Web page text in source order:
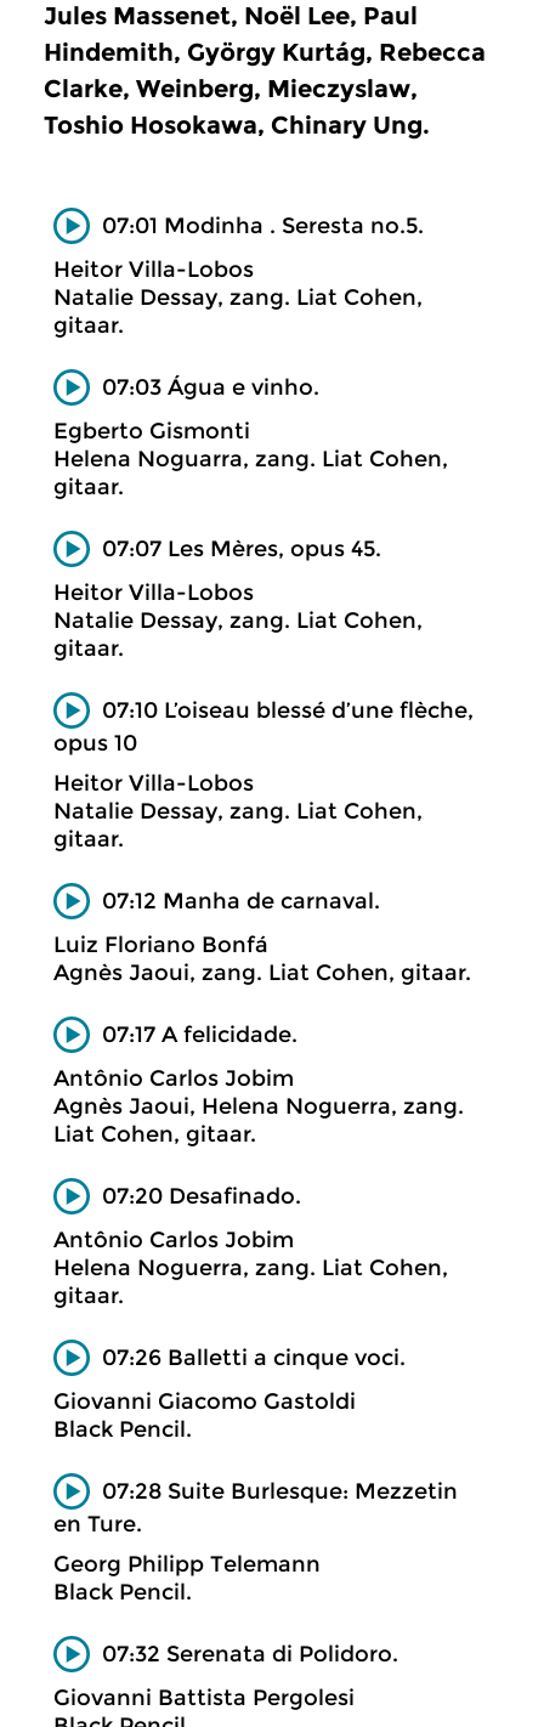
Jules Massenet, Noël Lee, Paul
Hindemith, György Kurtág, Rebecca
Clarke, Weinberg, Mieczyslaw,
Toshio Hosokawa, Chinary Ung.
07:01 Modinha . Seresta no.5.
Heitor Villa-Lobos
Natalie Dessay, zang. Liat Cohen,
gitaar.
07:03 Água e vinho.
Egberto Gismonti
Helena Noguarra, zang. Liat Cohen,
gitaar.
07:07 Les Mères, opus 45.
Heitor Villa-Lobos
Natalie Dessay, zang. Liat Cohen,
gitaar.
07:10 L’oiseau blessé d’une flèche,
opus 10
Heitor Villa-Lobos
Natalie Dessay, zang. Liat Cohen,
gitaar.
07:12 Manha de carnaval.
Luiz Floriano Bonfá
Agnès Jaoui, zang. Liat Cohen, gitaar.
07:17 A felicidade.
Antônio Carlos Jobim
Agnès Jaoui, Helena Noguerra, zang.
Liat Cohen, gitaar.
07:20 Desafinado.
Antônio Carlos Jobim
Helena Noguerra, zang. Liat Cohen,
gitaar.
07:26 Balletti a cinque voci.
Giovanni Giacomo Gastoldi
Black Pencil.
07:28 Suite Burlesque: Mezzetin
en Ture.
Georg Philipp Telemann
Black Pencil.
07:32 Serenata di Polidoro.
Giovanni Battista Pergolesi